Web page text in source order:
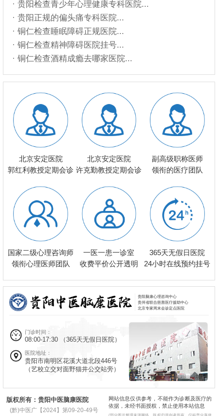
· 贵阳检查青少年心理健康专科医院...
· 贵阳正规的偏头痛专科医院...
· 铜仁检查睡眠障碍正规医院...
· 铜仁检查精神障碍医院挂号...
· 铜仁检查酒精成瘾去哪家医院...
北京安定医院
郭红利教授定期会诊
北京安定医院
许克勤教授定期会诊
副高级职称医师
领衔的医疗团队
国家二级心理咨询师
领衔心理医师团队
一医一患一诊室
收费平价公开透明
365天无假日医院
24小时在线预约挂号
贵阳脑康心理咨询中心
贵州省联合慈善医疗援助中心
北京专家周末会诊定点医院
门诊时间：
08:00-17:30 （365天无假日医院）
医院地址：
贵阳市南明区花溪大道北段446号
（艺校立交对面野猫井公交站旁）
版权所有：贵阳中医脑康医院
(黔)中医广【2024】第09-20-49号
网站信息仅供参考，不能作为诊断及医疗的
依据，未经书面授权，禁止使用本站信息